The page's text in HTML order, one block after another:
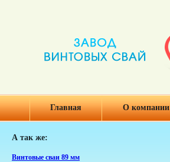
Главная О компании
А так же:
Винтовые сваи 89 мм